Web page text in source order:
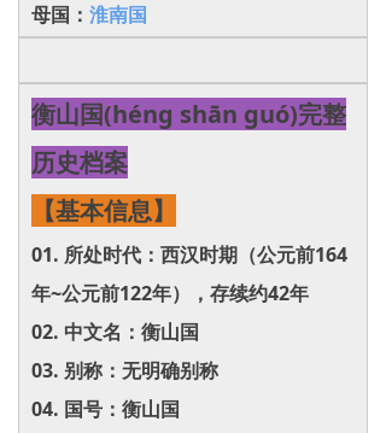
母国： 淮南国
衡山国(héng shān guó)完整
历史档案
【基本信息】
01. 所处时代：西汉时期（公元前164
年~公元前122年），存续约42年
02. 中文名：衡山国
03. 别称：无明确别称
04. 国号：衡山国